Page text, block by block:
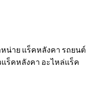
น่าย แร็คหลังคา รถยนต์
ร็คหลังคา อะไหล่แร็ค